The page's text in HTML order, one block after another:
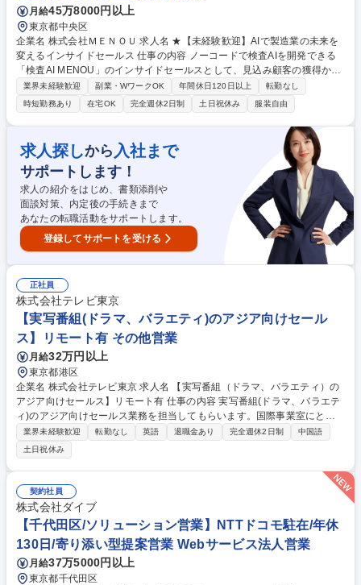
月給45万8000円以上
東京都中央区
企業名 株式会社ＭＥＮＯＵ 求人名 ★【未経験歓迎】AIで製造業の未来を
変えるインサイドセールス 仕事の内容 ノーコードで検査AIを開発できる
「検査AI MENOU」のインサイドセールスとして、見込み顧客の獲得から
商談機会の創出までを担っていただきます。マーケティングとフィールド
セールスをつなぐ役割として、 適切なタイミングで顧客とコミュニケーシ
ョンを取りながら、受注につながる商談機会の最大化を目指します。 【具
体的な仕事内容】 リードへの電話・メールによるアプローチ/リードナー
チャリングおよび商談創出/CRMを活用した顧客情報の管理・分析/マーケ
ティング施策と連携したフォローアップ/商談化率向上に向けた改善提案・
実行/フィールドセールスへの案件連携 募集職種 ★【未経験歓迎】AIで製
造業の未来を変えるインサイドセールス
業界未経験歓迎 副業・WワークOK 年間休日120日以上
転勤なし
時短勤務あり
在宅OK 完全週休2日制 土日祝休み 服装自由
求人探しから 入社まで
サポートします！
求人の紹介をはじめ、書類添削や
面談対策、内定後の手続きまで
あなたの転職活動をサポートします。
登録してサポートを受ける
正社員
株式会社テレビ東京
【実写番組(ドラマ、バラエティ)のアジア向けセール
ス】リモート有 その他営業
月給32万円以上
東京都港区
企業名 株式会社テレビ東京 求人名 【実写番組（ドラマ、バラエティ）の
アジア向けセールス】リモート有 仕事の内容 実写番組(ドラマ、バラエテ
ィ)のアジア向けセールス業務を担当してもらいます。国際事業室にとっ
て最重要エリアである中華圏の特性や商習慣を熟知、または海外とのやり
取りに慣れている方を歓迎します。 【詳細】■中華圏への実写番組(ドラ
マ、バラエティ)完パケセールス、フォーマットセールス、新規開拓のア
シスタントマネージャー業務。 実務経験豊富なチーフマネージャーと連携
しながら活動して頂きます。■その他エリアへのセールスの補助業務（英
文セールス資料の作成など）【背景】テレ東ならではの番組を世界、特に
重点エリアの中華圏に更に広げるための増員です。 募集職種 【実写番組
（ドラマ、バラエティ）のアジア向けセールス】リモート有
業界未経験歓迎 転勤なし 英語 退職金あり 完全週休2日制
中国語
土日祝休み
契約社員
株式会社ダイブ
【千代田区/ソリューション営業】NTTドコモ駐在/年休
130日/寄り添い型提案営業 Webサービス法人営業
月給37万5000円以上
東京都千代田区